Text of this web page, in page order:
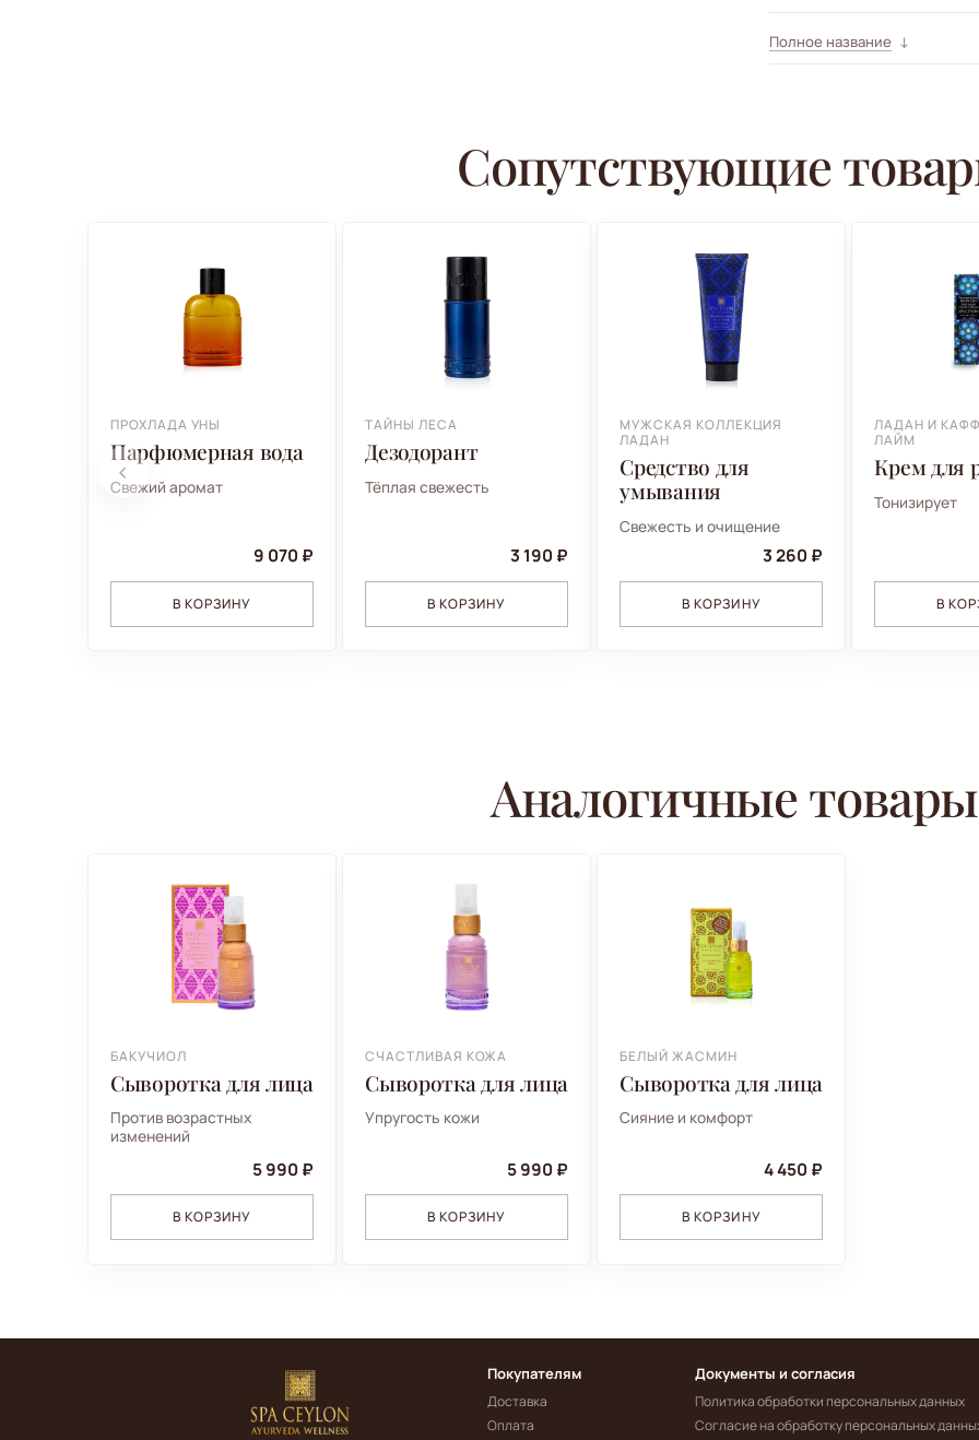
Полное название
Сопутствующие
ПРОХЛАДА УНЫ
Парфюмерная вода
Свежий аромат
9 070 ₽
В КОРЗИНУ
ТАЙНЫ ЛЕСА
Дезодорант
Тёплая свежесть
3 190 ₽
В КОРЗИНУ
МУЖСКАЯ КОЛЛЕКЦИЯ
ЛАДАН
Средство для
умывания
Свежесть и очищение
3 260 ₽
В КОРЗИНУ
ЛАДАН И
ЛАЙМ
Крем для
Тонизирует
В
Аналогичные товары
БАКУЧИОЛ
Сыворотка для лица
Против возрастных
изменений
5 990 ₽
В КОРЗИНУ
СЧАСТЛИВАЯ КОЖА
Сыворотка для лица
Упругость кожи
5 990 ₽
В КОРЗИНУ
БЕЛЫЙ ЖАСМИН
Сыворотка для лица
Сияние и комфорт
4 450 ₽
В КОРЗИНУ
Покупателям
Доставка
Оплата
Документы и согласия
Политика обработки персональных данных
Согласие на обработку персональных